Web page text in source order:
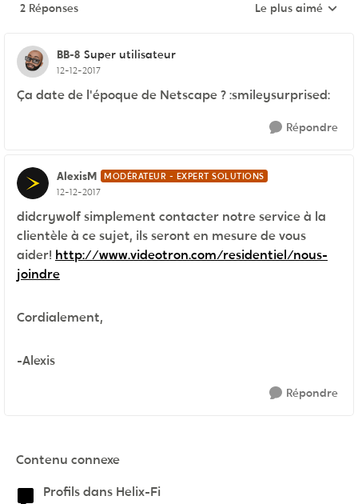
2 Réponses Réponses triées
Le plus aimé
BB-8 Super utilisateur
12-12-2017
Ça date de l'époque de Netscape ? :smileysurprised:
Répondre
AlexisM MODÉRATEUR - EXPERT SOLUTIONS
12-12-2017
didcrywolf simplement contacter notre service à la
clientèle à ce sujet, ils seront en mesure de vous
aider! http://www.videotron.com/residentiel/nous-
joindre
Cordialement,
-Alexis
Répondre
Contenu connexe
Profils dans Helix-Fi